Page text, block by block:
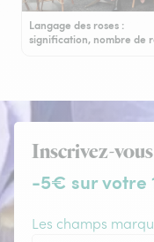
Langage des roses :
signification, nombre de
Inscrivez-
-5€ sur votre
Les champs